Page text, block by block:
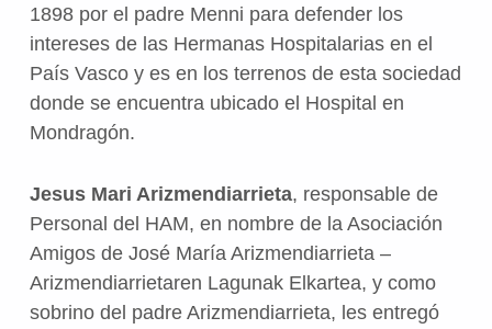
1898 por el padre Menni para defender los
intereses de las Hermanas Hospitalarias en el
País Vasco y es en los terrenos de esta sociedad
donde se encuentra ubicado el Hospital en
Mondragón.
Jesus Mari Arizmendiarrieta, responsable de
Personal del HAM, en nombre de la Asociación
Amigos de José María Arizmendiarrieta –
Arizmendiarrietaren Lagunak Elkartea, y como
sobrino del padre Arizmendiarrieta, les entregó